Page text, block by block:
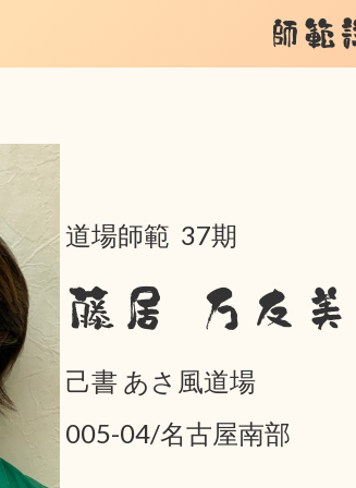
師範
道場師範 37期
藤居 万友美
己書 あさ風道場
005-04/名古屋南部